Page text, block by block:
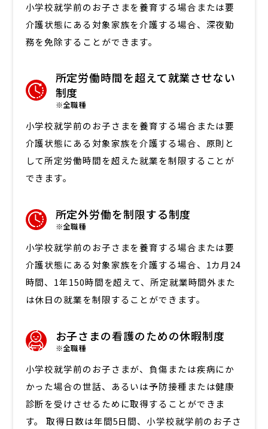
小学校就学前のお子さまを養育する場合または要
介護状態にある対象家族を介護する場合、深夜勤
務を免除することができます。
所定労働時間を超えて就業させない
制度
※全職種
小学校就学前のお子さまを養育する場合または要
介護状態にある対象家族を介護する場合、原則と
して所定労働時間を超えた就業を制限することが
できます。
所定外労働を制限する制度
※全職種
小学校就学前のお子さまを養育する場合または要
介護状態にある対象家族を介護する場合、1カ月24
時間、1年150時間を超えて、所定就業時間外また
は休日の就業を制限することができます。
お子さまの看護のための休暇制度
※全職種
小学校就学前のお子さまが、負傷または疾病にか
かった場合の世話、あるいは予防接種または健康
診断を受けさせるために取得することができま
す。 取得日数は年間5日間、小学校就学前のお子さ